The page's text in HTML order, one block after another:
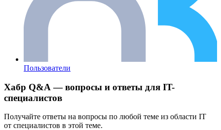
Пользователи
Хабр Q&A — вопросы и ответы для IT-
специалистов
Получайте ответы на вопросы по любой теме из области IT
от специалистов в этой теме.